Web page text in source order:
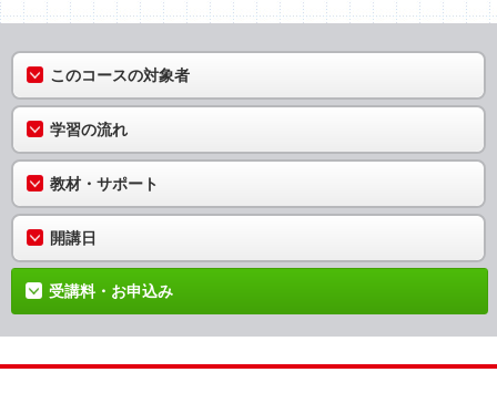
このコースの対象者
学習の流れ
教材・サポート
開講日
受講料・お申込み